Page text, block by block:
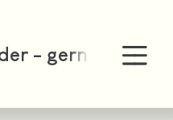
mal